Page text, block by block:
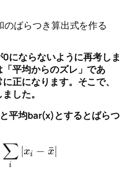
のばらつき算出式を作る
にならないように再考しま
「平均からのズレ」であ
に正になります。そこで、
した。
平均bar(x)とするとばらつ
∑
i
xi − x
¯